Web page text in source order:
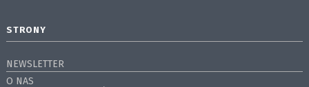
STRONY
NEWSLETTER
O NAS